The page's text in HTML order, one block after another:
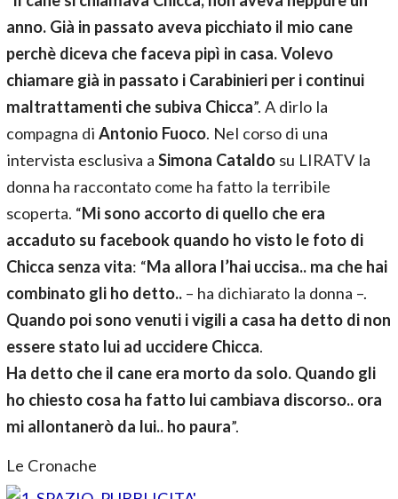
anno. Già in passato aveva picchiato il mio cane
perchè diceva che faceva pipì in casa. Volevo
chiamare già in passato i Carabinieri per i continui
maltrattamenti che subiva Chicca”. A dirlo la
compagna di Antonio Fuoco. Nel corso di una
intervista esclusiva a Simona Cataldo su LIRATV la
donna ha raccontato come ha fatto la terribile
scoperta. “Mi sono accorto di quello che era
accaduto su facebook quando ho visto le foto di
Chicca senza vita: “Ma allora l’hai uccisa.. ma che hai
combinato gli ho detto.. – ha dichiarato la donna –.
Quando poi sono venuti i vigili a casa ha detto di non
essere stato lui ad uccidere Chicca.
Ha detto che il cane era morto da solo. Quando gli
ho chiesto cosa ha fatto lui cambiava discorso.. ora
mi allontanerò da lui.. ho paura”.
Le Cronache